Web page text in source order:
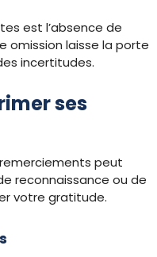
est l’absence de
omission laisse la porte
incertitudes.
ses
peut
reconnaissance ou de
votre gratitude.